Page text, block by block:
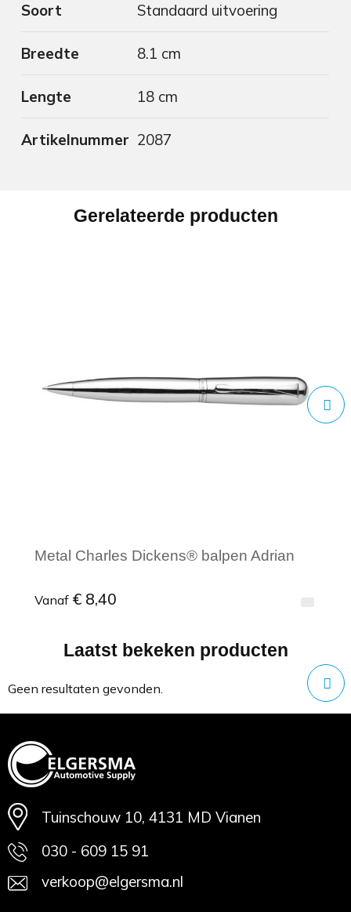
Soort Standaard uitvoering
Breedte 8.1 cm
Lengte 18 cm
Artikelnummer 2087
Gerelateerde producten
Metal Charles Dickens® balpen Adrian
Vanaf € 8,40
Minimale afname: 1
Laatst bekeken producten
Geen resultaten gevonden.
Tuinschouw 10, 4131 MD Vianen
030 - 609 15 91
verkoop@elgersma.nl